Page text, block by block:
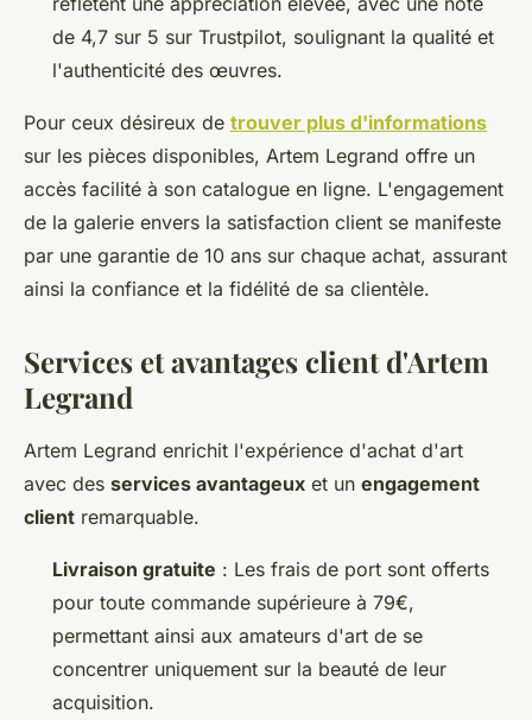
de 4,7 sur 5 sur Trustpilot, soulignant la qualité et
l'authenticité des œuvres.
Pour ceux désireux de trouver plus d'informations
sur les pièces disponibles, Artem Legrand offre un
accès facilité à son catalogue en ligne. L'engagement
de la galerie envers la satisfaction client se manifeste
par une garantie de 10 ans sur chaque achat, assurant
ainsi la confiance et la fidélité de sa clientèle.
Services et avantages client d'Artem
Legrand
Artem Legrand enrichit l'expérience d'achat d'art
avec des services avantageux et un engagement
client remarquable.
Livraison gratuite : Les frais de port sont offerts
pour toute commande supérieure à 79€,
permettant ainsi aux amateurs d'art de se
concentrer uniquement sur la beauté de leur
acquisition.